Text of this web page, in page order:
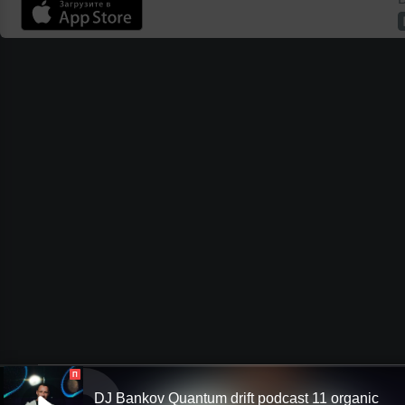
П
DJ Bankov Quantum drift podcast 11 organic